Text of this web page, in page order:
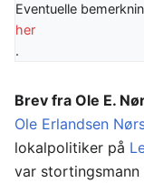
Eventuelle
her
.
Brev fra Ole E.
Ole Erlandsen
lokalpolitiker på
var